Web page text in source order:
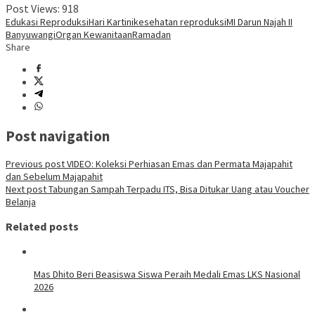
Post Views: 918
Edukasi ReproduksiHari Kartinikesehatan reproduksiMI Darun Najah II
BanyuwangiOrgan KewanitaanRamadan
Share
Post navigation
Previous postVIDEO: Koleksi Perhiasan Emas dan Permata Majapahit
dan Sebelum Majapahit
Next postTabungan Sampah Terpadu ITS, Bisa Ditukar Uang atau Voucher
Belanja
Related posts
Mas Dhito Beri Beasiswa Siswa Peraih Medali Emas LKS Nasional
2026